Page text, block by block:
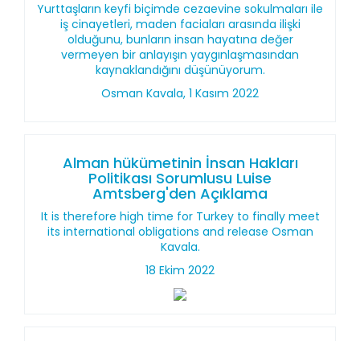
Yurttaşların keyfi biçimde cezaevine sokulmaları ile
iş cinayetleri, maden faciaları arasında ilişki
olduğunu, bunların insan hayatına değer
vermeyen bir anlayışın yaygınlaşmasından
kaynaklandığını düşünüyorum.
Osman Kavala, 1 Kasım 2022
Alman hükümetinin İnsan Hakları
Politikası Sorumlusu Luise
Amtsberg'den Açıklama
It is therefore high time for Turkey to finally meet
its international obligations and release Osman
Kavala.
18 Ekim 2022